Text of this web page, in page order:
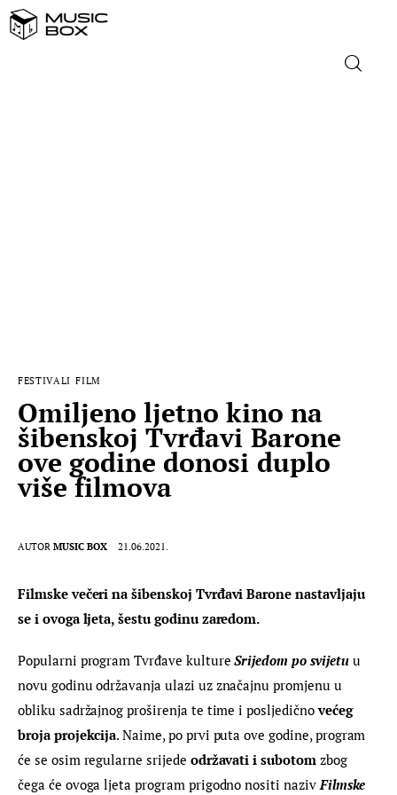
FESTIVALI FILM
Omiljeno ljetno kino na
šibenskoj Tvrđavi Barone
ove godine donosi duplo
više filmova
AUTOR MUSIC BOX 21.06.2021.
Filmske večeri na šibenskoj Tvrđavi Barone nastavljaju
se i ovoga ljeta, šestu godinu zaredom.
Popularni program Tvrđave kulture Srijedom po svijetu u
novu godinu održavanja ulazi uz značajnu promjenu u
obliku sadržajnog proširenja te time i posljedično većeg
broja projekcija. Naime, po prvi puta ove godine, program
će se osim regularne srijede održavati i subotom zbog
čega će ovoga ljeta program prigodno nositi naziv Filmske